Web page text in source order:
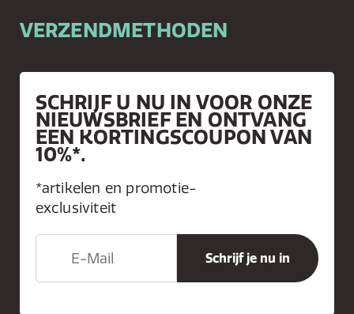
VERZENDMETHODEN
SCHRIJF U NU IN VOOR ONZE
NIEUWSBRIEF EN ONTVANG
EEN KORTINGSCOUPON VAN
10%*.
*artikelen en promotie-
exclusiviteit